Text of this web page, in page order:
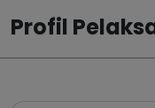
Profil